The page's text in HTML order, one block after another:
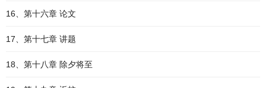
16、第十六章 论文
17、第十七章 讲题
18、第十八章 除夕将至